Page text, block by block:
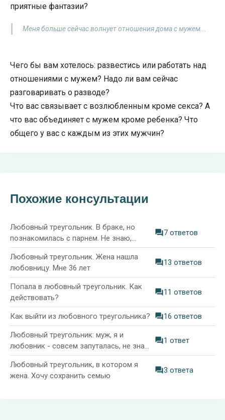
приятные фантазии?
Меня больше сейчас волнует отношения дома с мужем...
Чего бы вам хотелось: развестись или работать над
отношениями с мужем? Надо ли вам сейчас
разговаривать о разводе?
Что вас связывает с возлюбленным кроме секса? А
что вас объединяет с мужем кроме ребенка? Что
общего у вас с каждым из этих мужчин?
Похожие консультации
Любовный треугольник. В браке, но
познакомилась с парнем. Не знаю,
люблю ли мужа
7 ответов
Любовный треугольник. Жена нашла
любовницу. Мне 36 лет
13 ответов
Попала в любовный треугольник. Как
действовать?
11 ответов
Как выйти из любовного треугольника? 16 ответов
Любовный треугольник: муж, я и
любовник - совсем запуталась, не знаю,
как поступить
1 ответ
Любовный треугольник, в котором я
жена. Хочу сохранить семью
3 ответа